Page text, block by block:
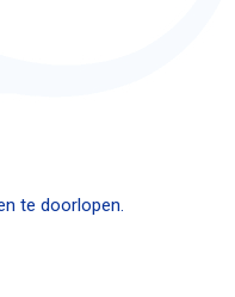
te doorlopen.